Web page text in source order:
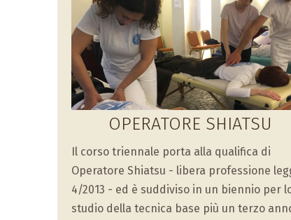
OPERATORE SHIATSU
Il corso triennale porta alla qualifica di
Operatore Shiatsu - libera professione
4/2013 - ed è suddiviso in un biennio per
studio della tecnica base più un terzo